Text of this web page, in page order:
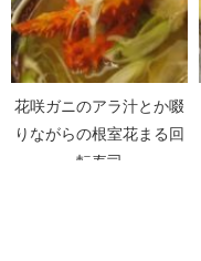
花咲ガニのアラ汁とか啜
りながらの根室花まる回
転寿司